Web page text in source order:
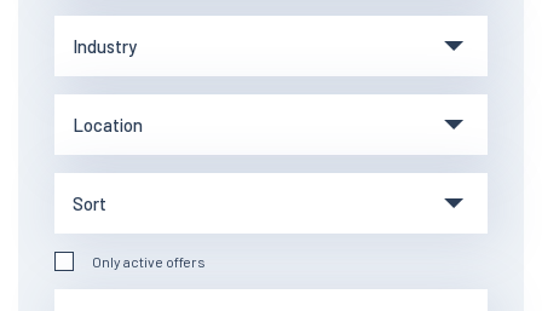
Only active offers